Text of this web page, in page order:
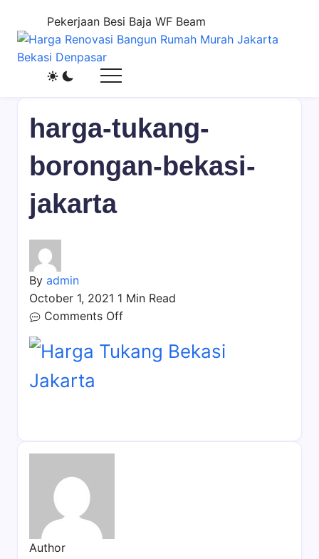
content
Pekerjaan Besi Baja WF Beam
Harga
Rumah
Jakarta
Denpasar
dan
Rumah
Jakarta.-
harga-tukang-
borongan-bekasi-
jakarta
By admin
October 1, 2021 1 Min Read
Comments Offon
tukang-
Author